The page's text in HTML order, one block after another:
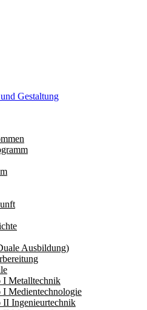
Ausbildung)
I Metalltechnik
I Medientechnologie
II Ingenieurtechnik